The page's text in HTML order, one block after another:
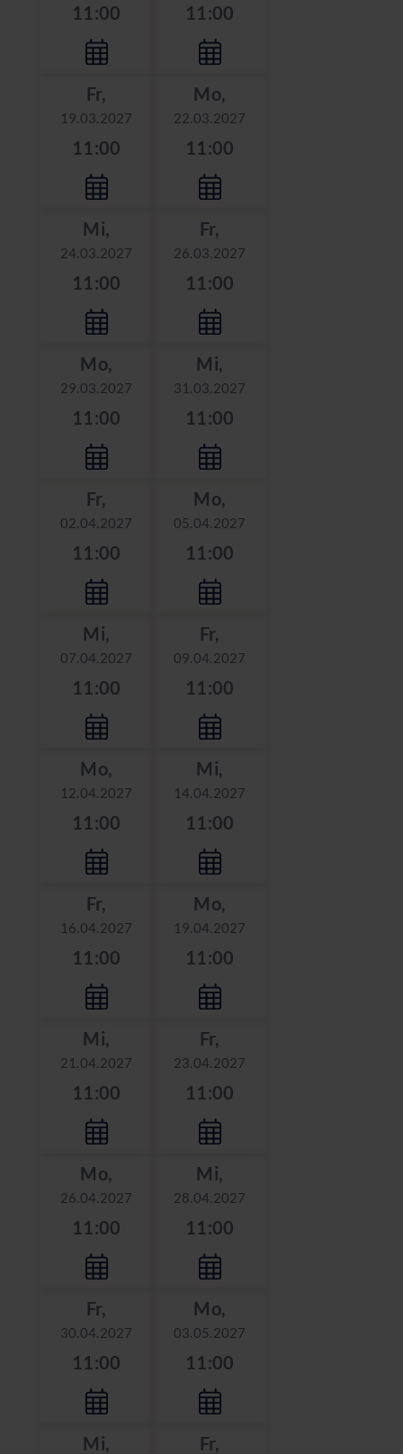
11:00 11:00
Fr,
19.03.2027
11:00
Mo,
22.03.2027
11:00
Mi,
24.03.2027
11:00
Fr,
26.03.2027
11:00
Mo,
29.03.2027
11:00
Mi,
31.03.2027
11:00
Fr,
02.04.2027
11:00
Mo,
05.04.2027
11:00
Mi,
07.04.2027
11:00
Fr,
09.04.2027
11:00
Mo,
12.04.2027
11:00
Mi,
14.04.2027
11:00
Fr,
16.04.2027
11:00
Mo,
19.04.2027
11:00
Mi,
21.04.2027
11:00
Fr,
23.04.2027
11:00
Mo,
26.04.2027
11:00
Mi,
28.04.2027
11:00
Fr,
30.04.2027
11:00
Mo,
03.05.2027
11:00
Mi, Fr,